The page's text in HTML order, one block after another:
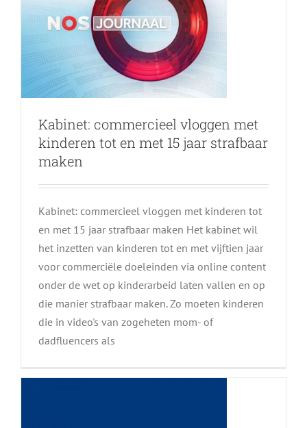
Kabinet: commercieel vloggen met
kinderen tot en met 15 jaar strafbaar
maken
Kabinet: commercieel vloggen met kinderen tot
en met 15 jaar strafbaar maken Het kabinet wil
het inzetten van kinderen tot en met vijftien jaar
voor commerciële doeleinden via online content
onder de wet op kinderarbeid laten vallen en op
die manier strafbaar maken. Zo moeten kinderen
die in video's van zogeheten mom- of
dadfluencers als
Is het een goed idee om
‘Adolescence’ te gaan kijken
met mijn tienerzonen?